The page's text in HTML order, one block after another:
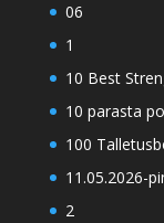
06
1
10 Best
10 parasta
100
11.05.2026-
2